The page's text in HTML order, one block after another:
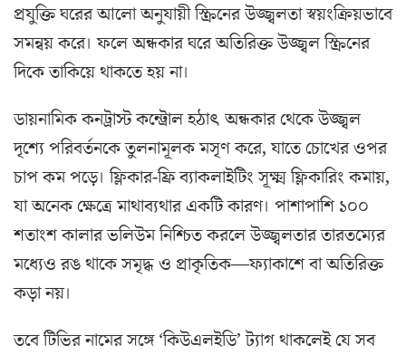
প্রযুক্তি ঘরের আলো অনুযায়ী স্ক্রিনের উজ্জ্বলতা স্বয়ংক্রিয়ভাবে
সমন্বয় করে। ফলে অন্ধকার ঘরে অতিরিক্ত উজ্জ্বল স্ক্রিনের
দিকে তাকিয়ে থাকতে হয় না।
ডায়নামিক কনট্রাস্ট কন্ট্রোল হঠাৎ অন্ধকার থেকে উজ্জ্বল
দৃশ্যে পরিবর্তনকে তুলনামূলক মসৃণ করে, যাতে চোখের ওপর
চাপ কম পড়ে। ফ্লিকার-ফ্রি ব্যাকলাইটিং সূক্ষ্ম ফ্লিকারিং কমায়,
যা অনেক ক্ষেত্রে মাথাব্যথার একটি কারণ। পাশাপাশি ১০০
শতাংশ কালার ভলিউম নিশ্চিত করলে উজ্জ্বলতার তারতম্যের
মধ্যেও রঙ থাকে সমৃদ্ধ ও প্রাকৃতিক—ফ্যাকাশে বা অতিরিক্ত
কড়া নয়।
তবে টিভির নামের সঙ্গে ‘কিউএলইডি’ ট্যাগ থাকলেই যে সব